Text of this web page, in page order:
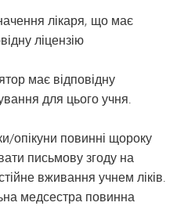
лікаря, що має
ліцензію
має відповідну
для цього учня.
опікуни повинні щороку
письмову згоду на
вживання учнем ліків.
медсестра повинна